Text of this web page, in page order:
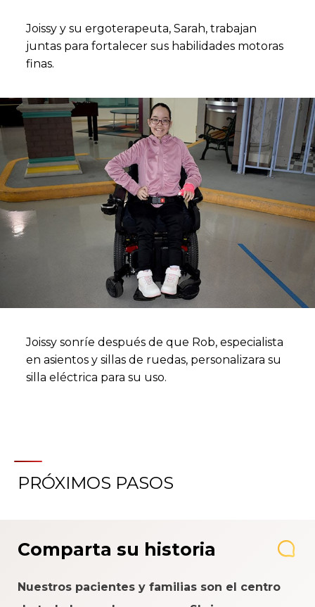
Joissy y su ergoterapeuta, Sarah, trabajan
juntas para fortalecer sus habilidades motoras
finas.
Joissy sonríe después de que Rob, especialista
en asientos y sillas de ruedas, personalizara su
silla eléctrica para su uso.
PRÓXIMOS PASOS
Comparta su historia
Nuestros pacientes y familias son el centro